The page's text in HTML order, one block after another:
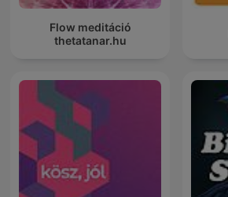
Flow meditáció
thetatanar.hu